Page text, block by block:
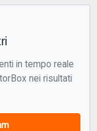
in tempo reale
nei risultati